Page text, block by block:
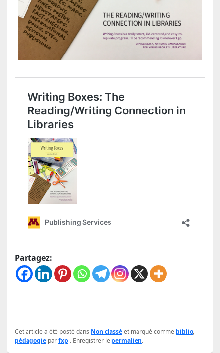
Partagez:
Cet article a été posté dans Non classéet marqué comme biblio,
pédagogie parfxp . Enregistrer le permalien.